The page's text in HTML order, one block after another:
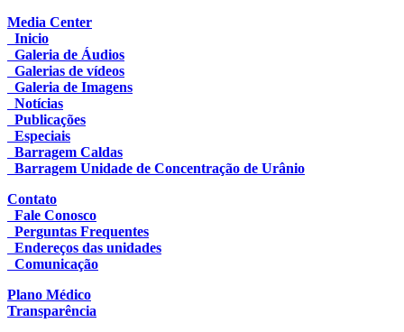
Media Center
Inicio
Galeria de Áudios
Galerias de vídeos
Galeria de Imagens
Notícias
Publicações
Especiais
Barragem Caldas
Barragem Unidade de Concentração de Urânio
Contato
Fale Conosco
Perguntas Frequentes
Endereços das unidades
Comunicação
Plano Médico
Transparência